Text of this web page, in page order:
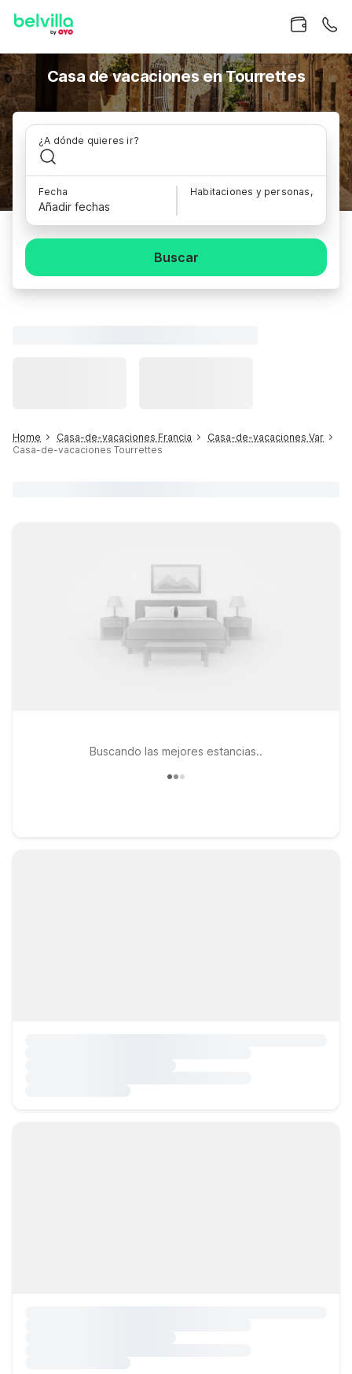
Casa de vacaciones en Tourrettes
¿A dónde quieres ir?
Fecha
Añadir fechas
Habitaciones y personas,
Buscar
Home Casa-de-vacaciones Francia
Casa-de-vacaciones Var
Casa-de-vacaciones Tourrettes
Buscando las mejores estancias..